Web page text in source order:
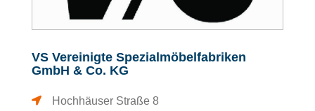
VS Vereinigte Spezialmöbelfabriken
GmbH & Co. KG
 Hochhäuser Straße 8